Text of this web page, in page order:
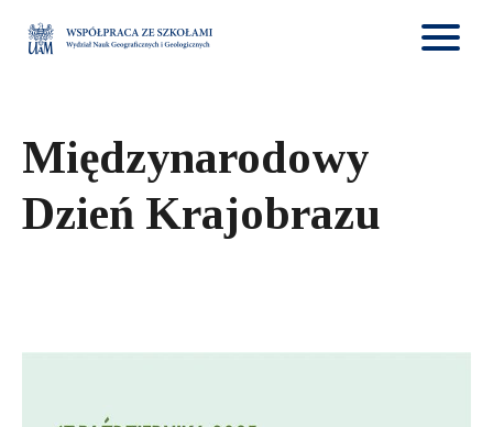
Międzynarodowy
Dzień Krajobrazu